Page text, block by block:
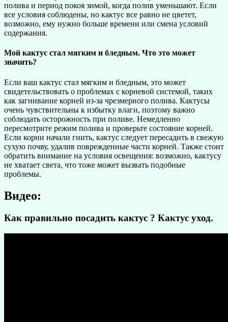
полива и период покоя зимой, когда полив уменьшают. Если
все условия соблюдены, но кактус все равно не цветет,
возможно, ему нужно больше времени или смена условий
содержания.
Мой кактус стал мягким и бледным. Что это может
значить?
Если ваш кактус стал мягким и бледным, это может
свидетельствовать о проблемах с корневой системой, таких
как загнивание корней из-за чрезмерного полива. Кактусы
очень чувствительны к избытку влаги, поэтому важно
соблюдать осторожность при поливе. Немедленно
пересмотрите режим полива и проверьте состояние корней.
Если корни начали гнить, кактус следует пересадить в свежую
сухую почву, удалив поврежденные части корней. Также стоит
обратить внимание на условия освещения: возможно, кактусу
не хватает света, что тоже может вызвать подобные
проблемы.
Видео:
Как правильно посадить кактус ? Кактус уход.